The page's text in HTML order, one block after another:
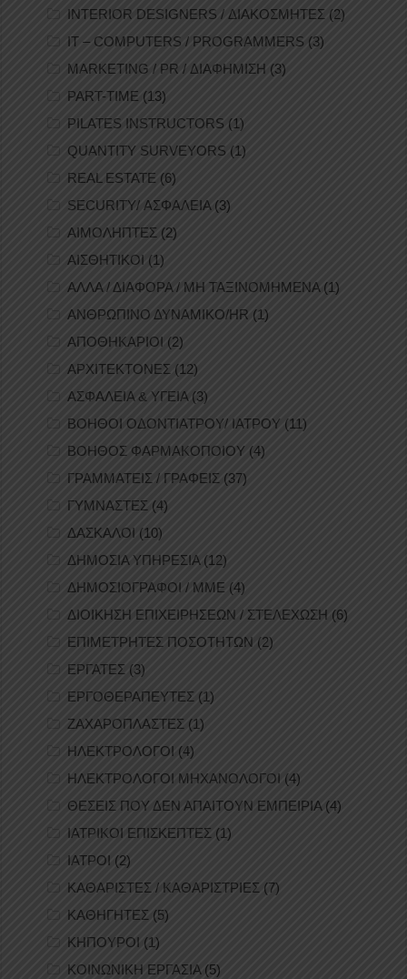
INTERIOR DESIGNERS / ΔΙΑΚΟΣΜΗΤΕΣ (2)
IT – COMPUTERS / PROGRAMMERS (3)
MARKETING / PR / ΔΙΑΦΗΜΙΣΗ (3)
PART-TIME (13)
PILATES INSTRUCTORS (1)
QUANTITY SURVEYORS (1)
REAL ESTATE (6)
SECURITY/ ΑΣΦΑΛΕΙΑ(3)
ΑΙΜΟΛΗΠΤΕΣ (2)
ΑΙΣΘΗΤΙΚΟΙ (1)
ΑΛΛΑ / ΔΙΑΦΟΡΑ / ΜΗ ΤΑΞΙΝΟΜΗΜΕΝΑ(1)
ΑΝΘΡΩΠΙΝΟ ΔΥΝΑΜΙΚΟ/HR (1)
ΑΠΟΘΗΚΑΡΙΟΙ (2)
ΑΡΧΙΤΕΚΤΟΝΕΣ (12)
ΑΣΦΑΛΕΙΑ & ΥΓΕΙΑ (3)
ΒΟΗΘΟΙ ΟΔΟΝΤΙΑΤΡΟΥ/ ΙΑΤΡΟΥ (11)
ΒΟΗΘΟΣ ΦΑΡΜΑΚΟΠΟΙΟΥ (4)
ΓΡΑΜΜΑΤΕΙΣ / ΓΡΑΦΕΙΣ (37)
ΓΥΜΝΑΣΤΕΣ (4)
ΔΑΣΚΑΛΟΙ (10)
ΔΗΜΟΣΙΑ ΥΠΗΡΕΣΙΑ(12)
ΔΗΜΟΣΙΟΓΡΑΦΟΙ / ΜΜΕ (4)
ΔΙΟΙΚΗΣΗ ΕΠΙΧΕΙΡΗΣΕΩΝ / ΣΤΕΛΕΧΩΣΗ (6)
ΕΠΙΜΕΤΡΗΤΕΣ ΠΟΣΟΤΗΤΩΝ (2)
ΕΡΓΑΤΕΣ (3)
ΕΡΓΟΘΕΡΑΠΕΥΤΕΣ (1)
ΖΑΧΑΡΟΠΛΑΣΤΕΣ (1)
ΗΛΕΚΤΡΟΛΟΓΟΙ (4)
ΗΛΕΚΤΡΟΛΟΓΟΙ ΜΗΧΑΝΟΛΟΓΟΙ (4)
ΘΕΣΕΙΣ ΠΟΥ ΔΕΝ ΑΠΑΙΤΟΥΝ ΕΜΠΕΙΡΙΑ(4)
ΙΑΤΡΙΚΟΙ ΕΠΙΣΚΕΠΤΕΣ (1)
ΙΑΤΡΟΙ (2)
ΚΑΘΑΡΙΣΤΕΣ / ΚΑΘΑΡΙΣΤΡΙΕΣ (7)
ΚΑΘΗΓΗΤΕΣ (5)
ΚΗΠΟΥΡΟΙ (1)
ΚΟΙΝΩΝΙΚΗ ΕΡΓΑΣΙΑ(5)